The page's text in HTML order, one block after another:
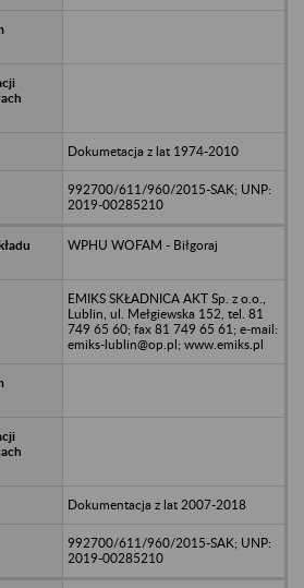
Dokumetacja z lat 1974-2010
992700/611/960/2015-SAK; UNP:
2019-00285210
WPHU WOFAM - Biłgoraj
EMIKS SKŁADNICA AKT Sp. z o.o.,
Lublin, ul. Mełgiewska 152, tel. 81
749 65 60; fax 81 749 65 61; e-mail:
emiks-lublin@op.pl; www.emiks.pl
Dokumentacja z lat 2007-2018
992700/611/960/2015-SAK; UNP:
2019-00285210